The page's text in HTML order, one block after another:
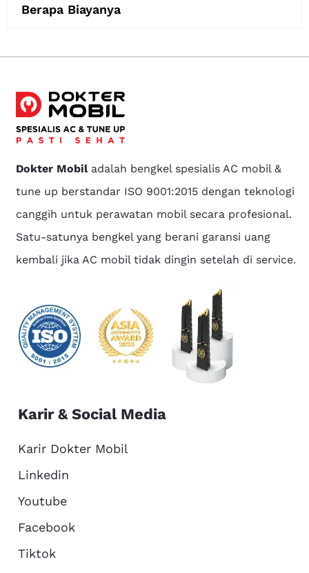
Berapa Biayanya
Dokter Mobiladalah bengkel spesialis AC mobil &
tune up berstandar ISO 9001:2015 dengan teknologi
canggih untuk perawatan mobil secara profesional.
Satu-satunya bengkel yang berani garansi uang
kembali jika AC mobil tidak dingin setelah di service.
Karir & Social Media
Karir Dokter Mobil
Linkedin
Youtube
Facebook
Tiktok